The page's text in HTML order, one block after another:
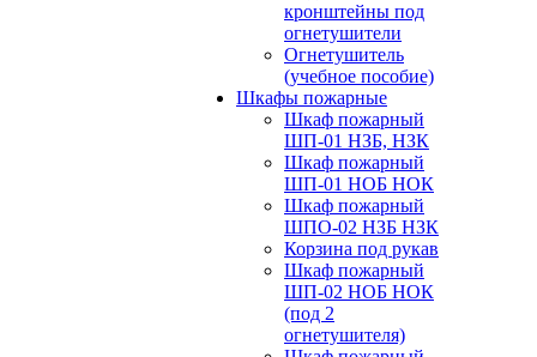
кронштейны под
огнетушители
Огнетушитель
(учебное пособие)
Шкафы пожарные
Шкаф пожарный
ШП-01 НЗБ, НЗК
Шкаф пожарный
ШП-01 НОБ НОК
Шкаф пожарный
ШПО-02 НЗБ НЗК
Корзина под рукав
Шкаф пожарный
ШП-02 НОБ НОК
(под 2
огнетушителя)